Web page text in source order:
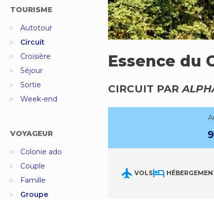
Essence du
CIRCUIT PAR
flight VOLShotel
TOURISME
Autotour
Circuit
Croisière
Séjour
Sortie
Week-end
VOYAGEUR
Colonie ado
Couple
Famille
Groupe